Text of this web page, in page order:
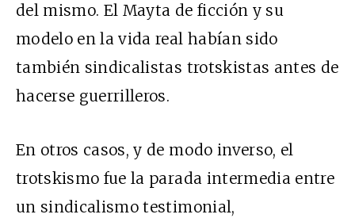
del mismo. El Mayta de ficción y su
modelo en la vida real habían sido
también sindicalistas trotskistas antes de
hacerse guerrilleros.
En otros casos, y de modo inverso, el
trotskismo fue la parada intermedia entre
un sindicalismo testimonial,